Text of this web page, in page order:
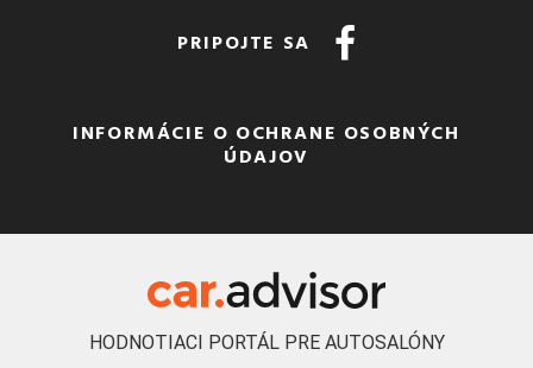
PRIPOJTE SA
INFORMÁCIE O OCHRANE OSOBNÝCH
ÚDAJOV
HODNOTIACI PORTÁL PRE AUTOSALÓNY